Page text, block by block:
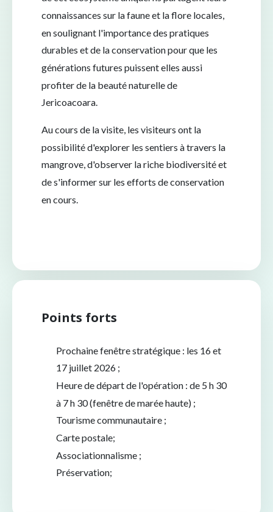
connaissances sur la faune et la flore locales,
en soulignant l'importance des pratiques
durables et de la conservation pour que les
générations futures puissent elles aussi
profiter de la beauté naturelle de
Jericoacoara.
Au cours de la visite, les visiteurs ont la
possibilité d'explorer les sentiers à travers la
mangrove, d'observer la riche biodiversité et
de s'informer sur les efforts de conservation
en cours.
Points forts
Prochaine fenêtre stratégique : les 16 et
17 juillet 2026 ;
Heure de départ de l'opération : de 5 h 30
à 7 h 30 (fenêtre de marée haute) ;
Tourisme communautaire ;
Carte postale;
Associationnalisme ;
Préservation;